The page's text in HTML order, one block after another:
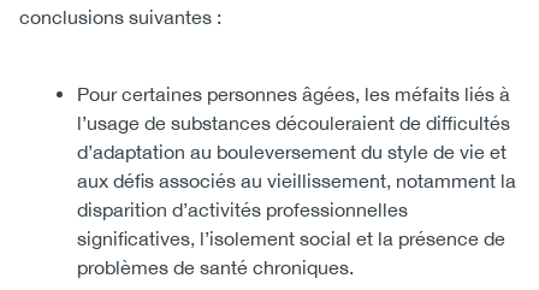
conclusions suivantes :
Pour certaines personnes âgées, les méfaits liés à
l’usage de substances découleraient de difficultés
d’adaptation au bouleversement du style de vie et
aux défis associés au vieillissement, notamment la
disparition d’activités professionnelles
significatives, l’isolement social et la présence de
problèmes de santé chroniques.